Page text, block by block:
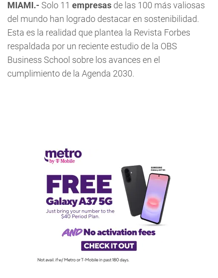
MIAMI.- Solo 11 empresas de las 100 más valiosas
del mundo han logrado destacar en sostenibilidad.
Esta es la realidad que plantea la Revista Forbes
respaldada por un reciente estudio de la OBS
Business School sobre los avances en el
cumplimiento de la Agenda 2030.